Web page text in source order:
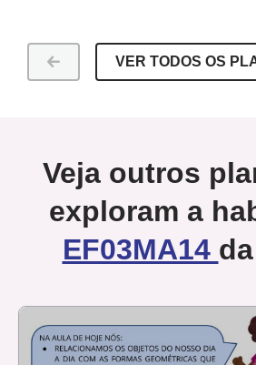
VER TODOS OS
Veja outros
exploram a
EF03MA14